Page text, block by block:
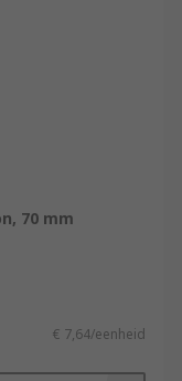
70 mm
€ 7,64/eenheid